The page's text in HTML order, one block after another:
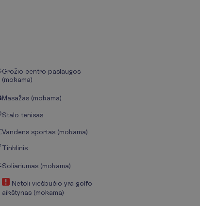
Grožio centro paslaugos
(mokama)
Masažas (mokama)
Stalo tenisas
Vandens sportas (mokama)
Tinklinis
Soliariumas (mokama)
Netoli viešbučio yra golfo
aikštynas (mokama)